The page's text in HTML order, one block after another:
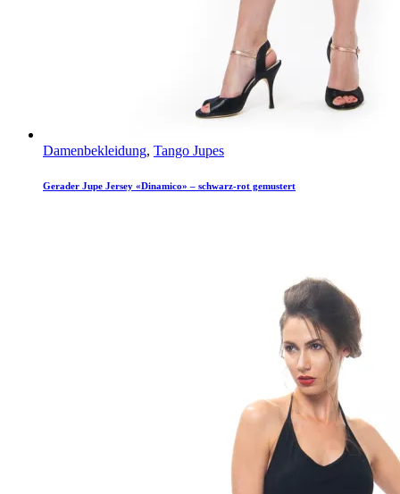
Damenbekleidung, Tango Jupes
Gerader Jupe Jersey «Dinamico» – schwarz-rot gemustert